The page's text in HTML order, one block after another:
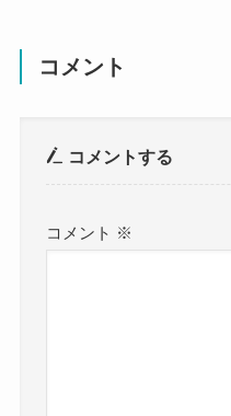
コメント
コメントする
コメント ※